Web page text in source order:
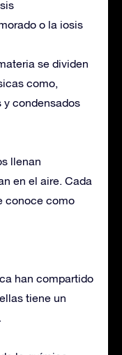
o la iosis
se dividen
como,
condensados
llenan
en el aire. Cada
conoce como
han compartido
tiene un